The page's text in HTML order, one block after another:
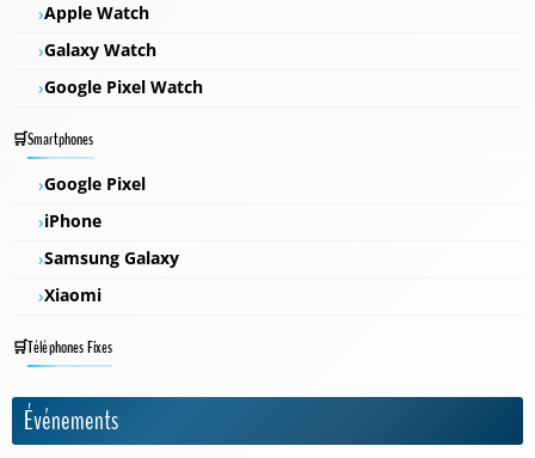
Apple Watch
Galaxy Watch
Google Pixel Watch
Smartphones
Google Pixel
iPhone
Samsung Galaxy
Xiaomi
Téléphones Fixes
Événements